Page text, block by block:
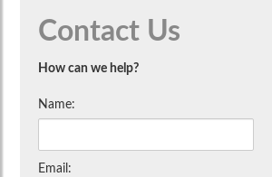
Contact Us
How can we help?
Name:
Email: